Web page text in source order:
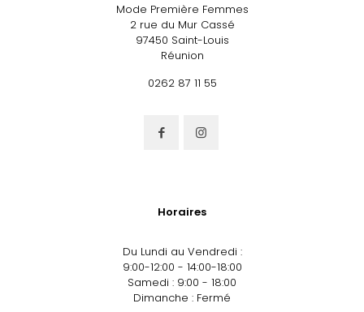
Mode Première Femmes
2 rue du Mur Cassé
97450 Saint-Louis
Réunion
0262 87 11 55
Horaires
Du Lundi au Vendredi :
9:00-12:00 - 14:00-18:00
Samedi : 9:00 - 18:00
Dimanche : Fermé